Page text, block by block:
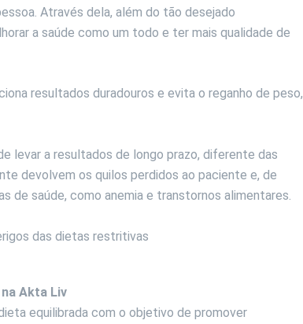
Através dela, além do tão desejado
a saúde como um todo e ter mais qualidade de
resultados duradouros e evita o reganho de peso,
levar a resultados de longo prazo, diferente das
devolvem os quilos perdidos ao paciente e, de
de saúde, como anemia e transtornos alimentares.
das dietas restritivas
Akta Liv
equilibrada com o objetivo de promover